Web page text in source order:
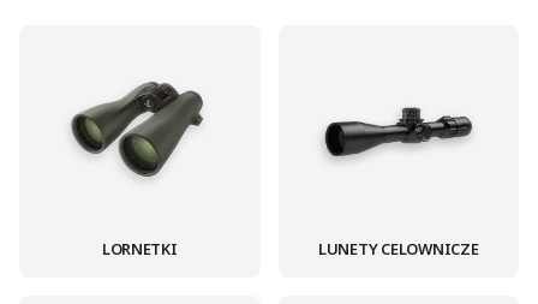
LORNETKI LUNETY CELOWNICZE